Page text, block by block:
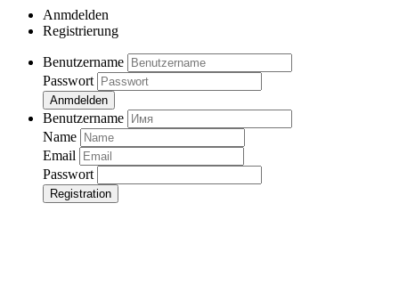
Anmdelden
Registrierung
Benutzername
Passwort
Anmdelden
Benutzername
Name
Email
Passwort
Registration